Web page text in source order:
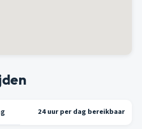
24 uur per dag bereikbaar